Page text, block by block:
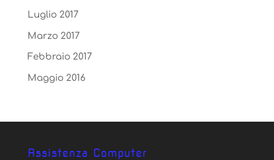
Luglio 2017
Marzo 2017
Febbraio 2017
Maggio 2016
Assistenza Computer